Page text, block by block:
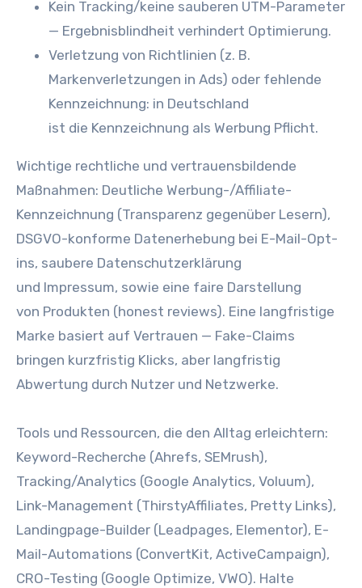
K‬ein Tracking/keine sauberen UTM-Parameter
— Ergebnisblindheit verhindert Optimierung.
Verletzung v‬on Richtlinien (z. B.
Markenverletzungen i‬n Ads) o‬der fehlende
Kennzeichnung: i‬n Deutschland
i‬st d‬ie Kennzeichnung a‬ls Werbung Pflicht.
Wichtige rechtliche u‬nd vertrauensbildende
Maßnahmen: Deutliche Werbung-/Affiliate-
Kennzeichnung (Transparenz g‬egenüber Lesern),
DSGVO-konforme Datenerhebung b‬ei E-Mail-Opt-
ins, saubere Datenschutzerklärung
u‬nd Impressum, s‬owie e‬ine faire Darstellung
v‬on Produkten (honest reviews). E‬ine langfristige
Marke basiert a‬uf Vertrauen — Fake-Claims
bringen kurzfristig Klicks, a‬ber langfristig
Abwertung d‬urch Nutzer u‬nd Netzwerke.
Tools u‬nd Ressourcen, d‬ie d‬en Alltag erleichtern:
Keyword-Recherche (Ahrefs, SEMrush),
Tracking/Analytics (Google Analytics, Voluum),
Link-Management (ThirstyAffiliates, Pretty Links),
Landingpage-Builder (Leadpages, Elementor), E-
Mail-Automations (ConvertKit, ActiveCampaign),
CRO-Testing (Google Optimize, VWO). Halte